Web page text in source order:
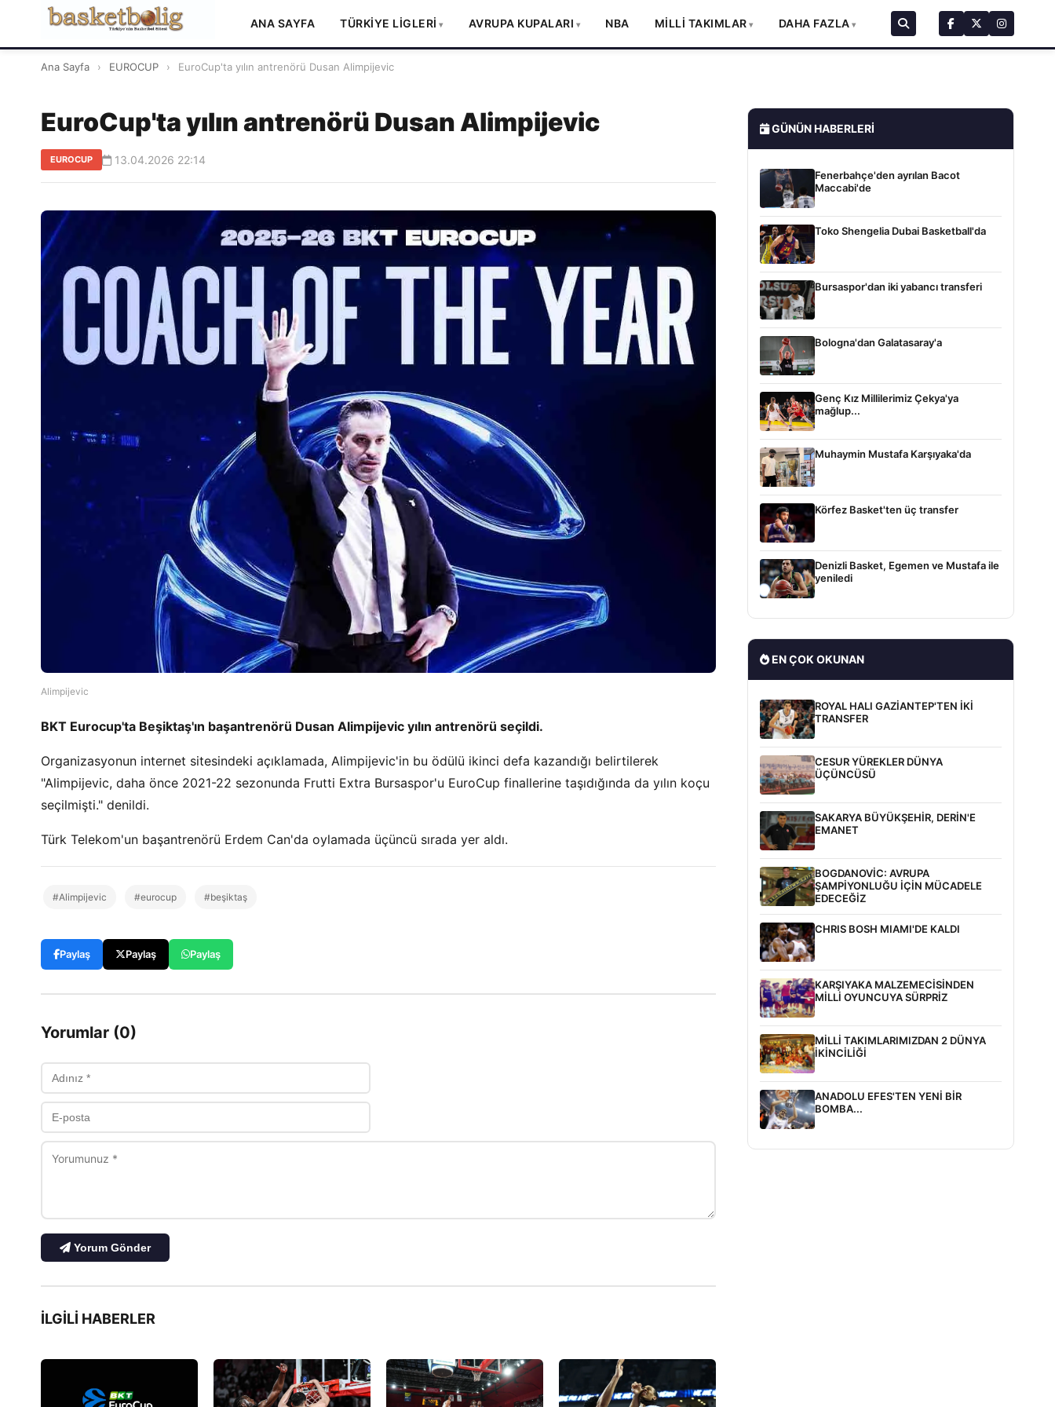
ANA SAYFA TÜRKİYE LİGLERİ AVRUPA KUPALARI NBA MİLLİ TAKIMLAR DAHA FAZLA
Ana Sayfa › EUROCUP › EuroCup'ta yılın antrenörü Dusan Alimpijevic
EuroCup'ta yılın antrenörü Dusan Alimpijevic
EUROCUP 13.04.2026 22:14
Alimpijevic
BKT Eurocup'ta Beşiktaş'ın başantrenörü Dusan Alimpijevic yılın antrenörü seçildi.
Organizasyonun internet sitesindeki açıklamada, Alimpijevic'in bu ödülü ikinci defa kazandığı belirtilerek
"Alimpijevic, daha önce 2021-22 sezonunda Frutti Extra Bursaspor'u EuroCup finallerine taşıdığında da yılın koçu
seçilmişti." denildi.
Türk Telekom'un başantrenörü Erdem Can'da oylamada üçüncü sırada yer aldı.
#Alimpijevic #eurocup #beşiktaş
Paylaş Paylaş Paylaş
Yorumlar (0)
Yorum Gönder
İLGILI HABERLER
GÜNÜN HABERLERI
Fenerbahçe'den ayrılan Bacot
Maccabi'de
Toko Shengelia Dubai Basketball'da
Bursaspor'dan iki yabancı transferi
Bologna'dan Galatasaray'a
Genç Kız Millilerimiz Çekya'ya
mağlup...
Muhaymin Mustafa Karşıyaka'da
Körfez Basket'ten üç transfer
Denizli Basket, Egemen ve Mustafa ile
yeniledi
EN ÇOK OKUNAN
ROYAL HALI GAZİANTEP'TEN İKİ
TRANSFER
CESUR YÜREKLER DÜNYA
ÜÇÜNCÜSÜ
SAKARYA BÜYÜKŞEHİR, DERİN'E
EMANET
BOGDANOVİC: AVRUPA
ŞAMPİYONLUĞU İÇİN MÜCADELE
EDECEĞİZ
CHRIS BOSH MIAMI'DE KALDI
KARŞIYAKA MALZEMECİSİNDEN
MİLLİ OYUNCUYA SÜRPRİZ
MİLLİ TAKIMLARIMIZDAN 2 DÜNYA
İKİNCİLİĞİ
ANADOLU EFES'TEN YENİ BİR
BOMBA...